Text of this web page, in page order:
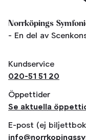
Norrköpings
- En del av
Kundservice
020-51 51 20
Öppettider
Se aktuella
E-post (ej